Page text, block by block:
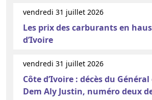
vendredi 31 juillet 2026
Les prix des carburants en
d’Ivoire
vendredi 31 juillet 2026
Côte d’Ivoire : décès du
Dem Aly Justin, numéro deux